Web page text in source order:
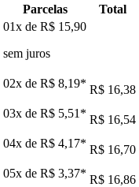
Parcelas
Total
01x de R$ 15,90
sem juros
02x de R$ 8,19* R$ 16,38
03x de R$ 5,51 * R$ 16,54
04x de R$ 4,17* R$ 16,70
05x de R$ 3,37* R$ 16,86